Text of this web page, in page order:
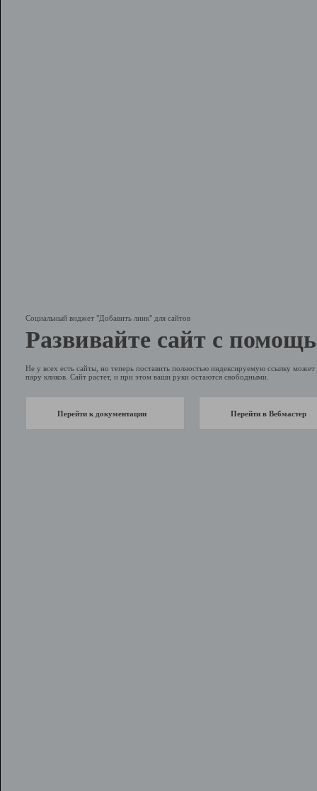
Социальный виджет "Добавить линк" для сайтов
Развивайте сайт с
Не у всех есть сайты, но теперь поставить полностью индексируемую ссылку
пару кликов. Сайт растет, и при этом ваши руки остаются свободными.
Перейти к документации Перейти в Вебмастер